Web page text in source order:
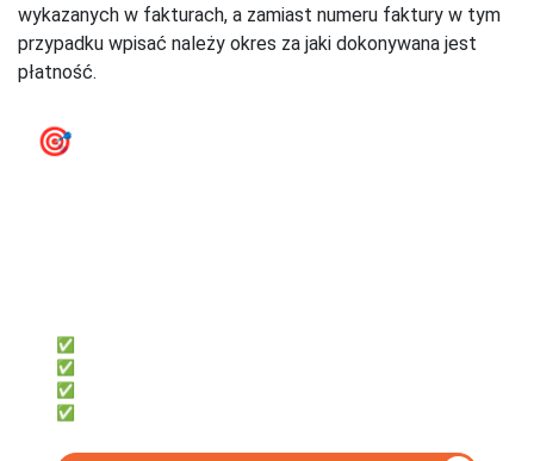
wykazanych w fakturach, a zamiast numeru faktury w tym
przypadku wpisać należy okres za jaki dokonywana jest
płatność.
🎯
✅ Samodzielnie księgować
✅ Oszczędzić czas i pieniądze
✅ Mieć dostęp z telefonu i komputera
✅ Fakturować za darmo z KSeF